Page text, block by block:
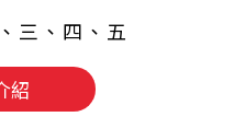
三、四、五
紹